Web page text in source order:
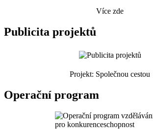
Více zde
Publicita projektů
Projekt: Společnou cestou
Operační program